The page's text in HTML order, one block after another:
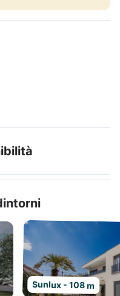
Sunlux - 108 m